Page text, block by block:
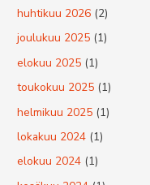
huhtikuu 2026 (2)
joulukuu 2025 (1)
elokuu 2025 (1)
toukokuu 2025 (1)
helmikuu 2025 (1)
lokakuu 2024 (1)
elokuu 2024 (1)